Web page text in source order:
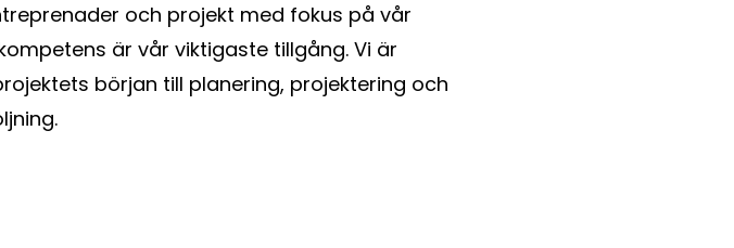
och projekt med fokus på vår
är vår viktigaste tillgång. Vi är
början till planering, projektering och